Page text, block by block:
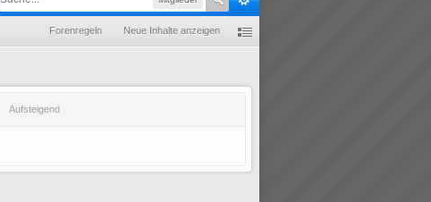
Forenregeln Neue Inhalte anzeigen
Aufsteigend